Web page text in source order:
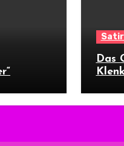
Das
Klenk